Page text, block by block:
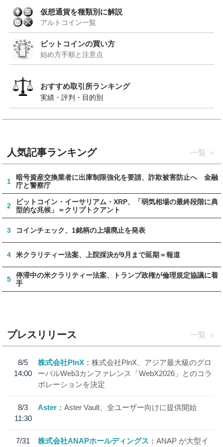
仮想通貨を種類別に解説
アルトコイン一覧
ビットコインの買い方
始め方手順と注意点
おすすめ取引所ランキング
実績・評判・目的別
人気記事ランキング 一覧
1
暗号資産交換業者に出庫制限強化を要請、詐欺被害防止へ 金融
庁と警察庁
2
ビットコイン・イーサリアム・XRP、「弱気相場の最終段階に典
型的な兆候」＝クリプトクアント
3 コインチェック、1銘柄の上場廃止を発表
4 米クラリティー法案、上院採決が9月まで延期＝報道
5
停滞中の米クラリティー法案、トランプ政権が倫理規定協議に着
手
プレスリリース 一覧
8/5
14:00
株式会社PlnX
株式会社PlnX、アジア最大級のグロ
ーバルWeb3カンファレンス「WebX2026」とのコラ
ボレーションを決定
8/3
11:30
Aster Aster Vault、全ユーザー向けに提供開始
7/31 株式会社ANAPホールディングス ANAP が大型イ